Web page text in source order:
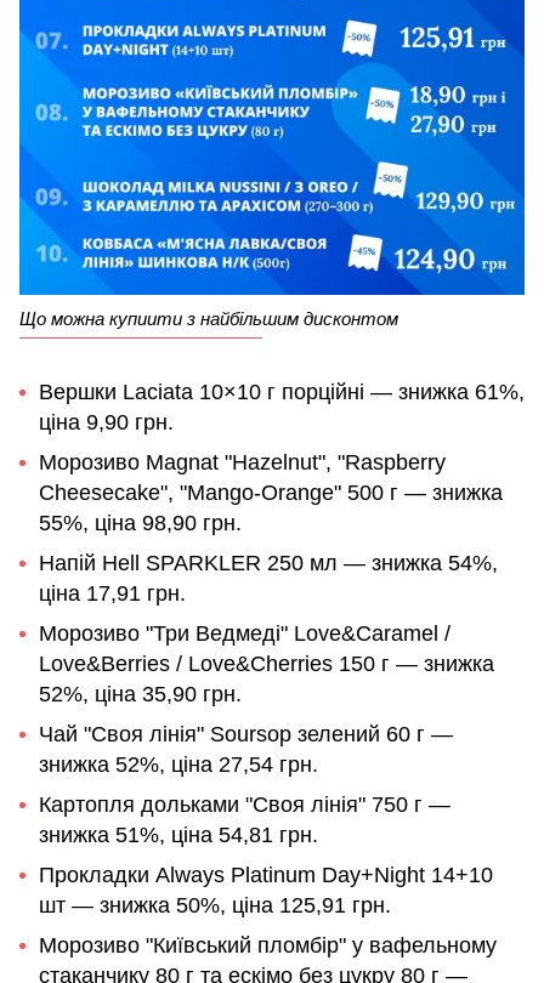
Що можна купиити з найбільшим дисконтом
Вершки Laciata 10×10 г порційні — знижка 61%,
ціна 9,90 грн.
Морозиво Magnat "Hazelnut", "Raspberry
Cheesecake", "Mango-Orange" 500 г — знижка
55%, ціна 98,90 грн.
Напій Hell SPARKLER 250 мл — знижка 54%,
ціна 17,91 грн.
Морозиво "Три Ведмеді" Love&Caramel /
Love&Berries / Love&Cherries 150 г — знижка
52%, ціна 35,90 грн.
Чай "Своя лінія" Soursop зелений 60 г —
знижка 52%, ціна 27,54 грн.
Картопля дольками "Своя лінія" 750 г —
знижка 51%, ціна 54,81 грн.
Прокладки Always Platinum Day+Night 14+10
шт — знижка 50%, ціна 125,91 грн.
Морозиво "Київський пломбір" у вафельному
стаканчику 80 г та ескімо без цукру 80 г —